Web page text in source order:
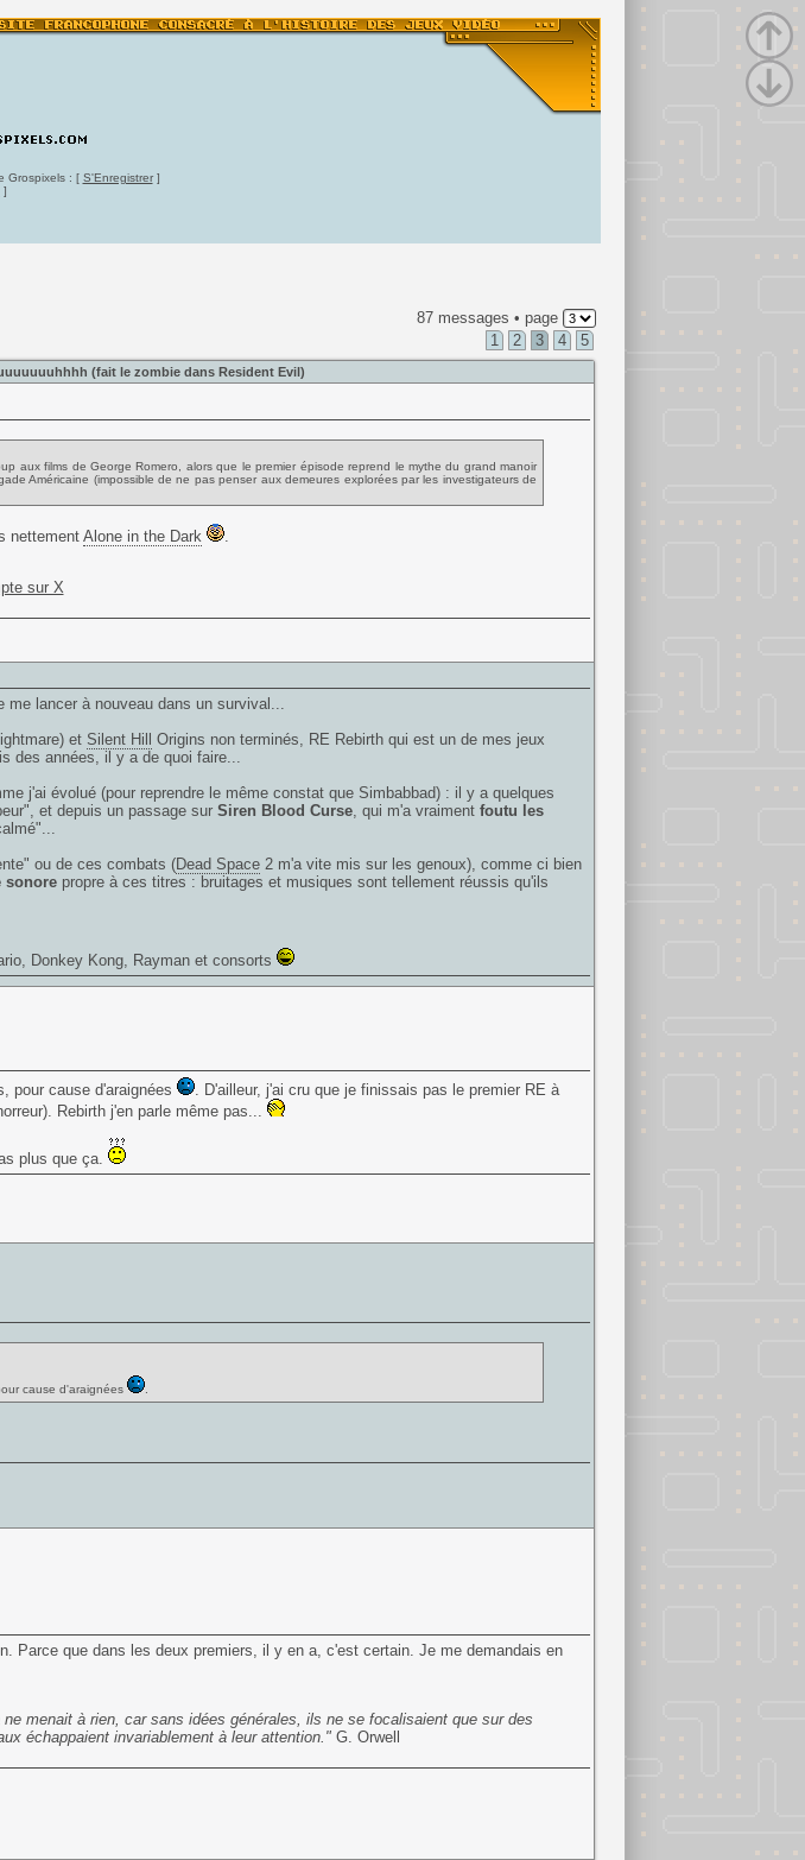
Grospixels : [ S'Enregistrer]
]
87 messages • page
1
2 3 4 5
(fait le zombie dans Resident Evil)
aux films de George Romero, alors que le premier épisode reprend le mythe du grand manoir
Américaine (impossible de ne pas penser aux demeures explorées par les investigateurs de
nettement Alone in the Dark
.
sur X
me lancer à nouveau dans un survival...
et Silent Hill
Origins non terminés, RE Rebirth qui est un de mes jeux
des années, il y a de quoi faire...
j'ai évolué (pour reprendre le même constat que Simbabbad) : il y a quelques
et depuis un passage sur Siren Blood Curse, qui m'a vraiment foutu les
ou de ces combats (Dead Space2 m'a vite mis sur les genoux), comme ci bien
sonorepropre à ces titres : bruitages et musiques sont tellement réussis qu'ils
Donkey Kong, Raymanet consorts
pour cause d'araignées
. D'ailleur, j'ai cru que je finissais pas le premier RE à
Rebirth j'en parle même pas...
plus que ça.
cause d'araignées .
Parce que dans les deux premiers, il y en a, c'est certain. Je me demandais en
menait à rien, car sans idées générales, ils ne se focalisaient que sur des
échappaient invariablement à leur attention."G. Orwell